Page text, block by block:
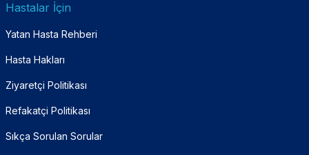
Hastalar İçin
Yatan Hasta Rehberi
Hasta Hakları
Ziyaretçi Politikası
Refakatçi Politikası
Sıkça Sorulan Sorular